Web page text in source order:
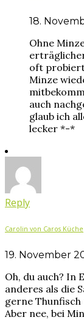
18.
Ohne
oft probiert
Minze
auch
glaub ich
lecker *-*
Reply
Carolin von Caros Küche
19. November
Oh, du auch? In
anderes als die
gerne Thunfisch
Aber nee, bei